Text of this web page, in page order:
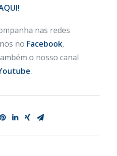
nas redes
no Facebook,
o nosso canal
.